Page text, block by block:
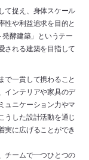
て捉え、身体スケール
性や利益追求を目的と
酵建築」というテー
される建築を目指して
で一貫して携わること
インテリアや家具のデ
ュニケーション力やマ
うした設計活動を通じ
実に広げることができ
チームで一つひとつの